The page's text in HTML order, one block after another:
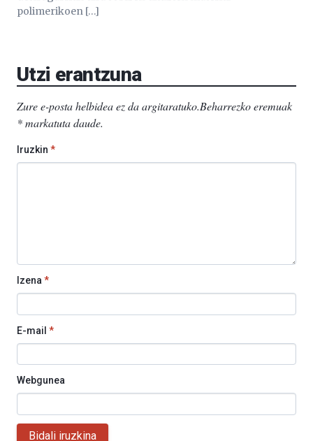
polimerikoen […]
Utzi erantzuna
Zure e-posta helbidea ez da argitaratuko.Beharrezko eremuak
*markatuta daude.
Iruzkin *
Izena*
E-mail *
Webgunea
Bidali iruzkina